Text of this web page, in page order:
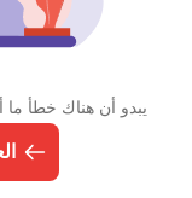
يبدو أن هناك خطأ